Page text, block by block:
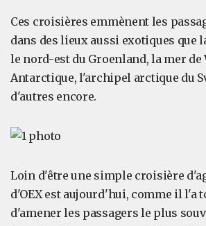
Ces croisières emmènent les
dans des lieux aussi exotiques que
le nord-est du Groenland, la mer de
Antarctique, l'archipel arctique du
d'autres encore.
Loin d'être une simple croisière
d'OEX est aujourd'hui, comme il l'a
d'amener les passagers le plus